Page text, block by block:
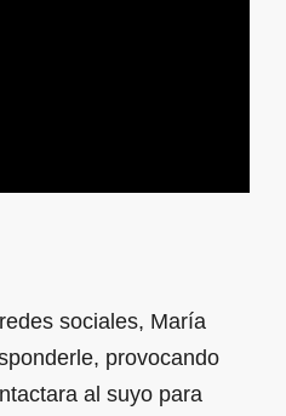
sociales, María
provocando
al suyo para